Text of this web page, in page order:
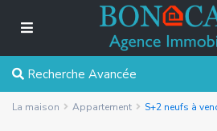
Recherche Avancée
La maison Appartement S+2 neufs à